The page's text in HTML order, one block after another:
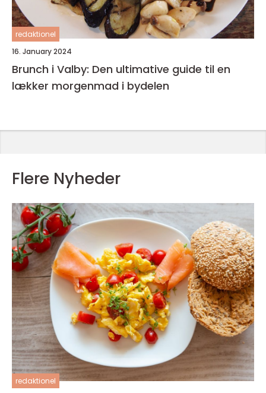
redaktionel
16. January 2024
Brunch i Valby: Den ultimative guide til en
lækker morgenmad i bydelen
Flere Nyheder
redaktionel